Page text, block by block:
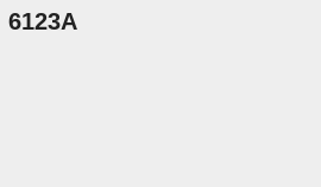
6123A